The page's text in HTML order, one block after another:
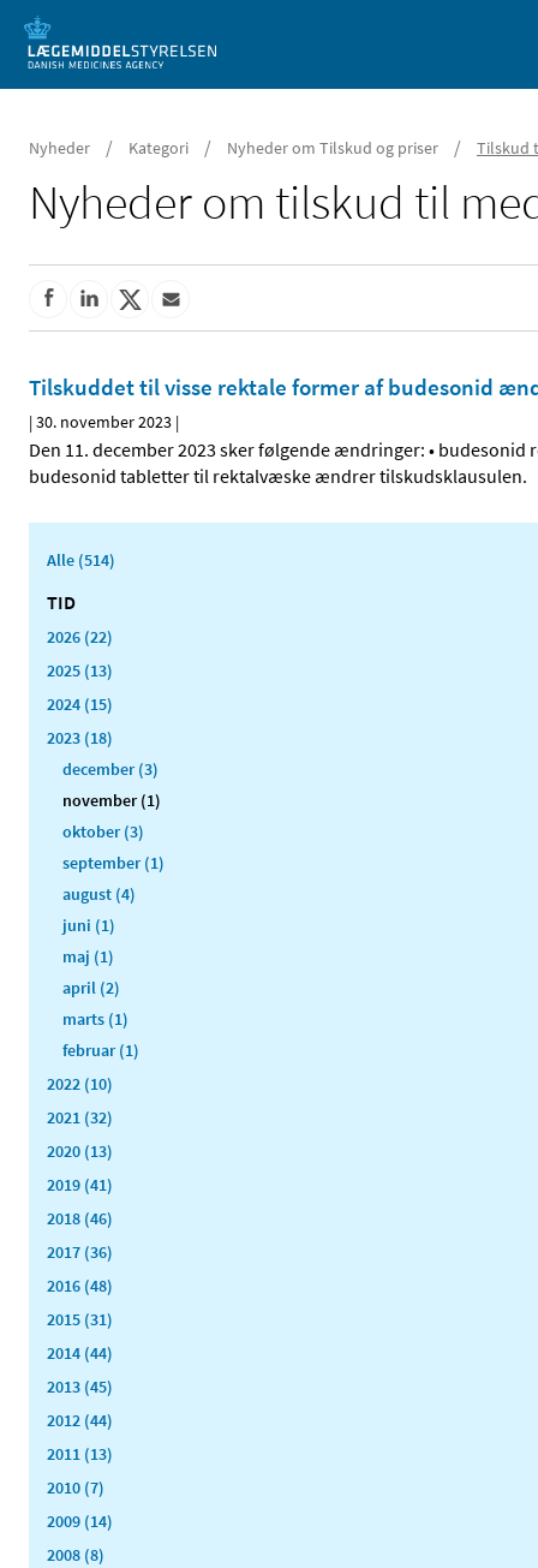
Mobil visning
Nyheder / Kategori / Nyheder om Tilskud og priser / Tilskud
Nyheder om tilskud til
Tilskuddet til visse rektale former af budesonid
|30. november 2023 |
Den 11. december 2023 sker følgende ændringer: •
budesonid tabletter til rektalvæske ændrer tilskudsklausulen.
Alle (514)
TID
2026 (22)
2025 (13)
2024 (15)
2023 (18)
december (3)
november (1)
oktober (3)
september (1)
august (4)
juni (1)
maj (1)
april (2)
marts (1)
februar (1)
2022 (10)
2021 (32)
2020 (13)
2019 (41)
2018 (46)
2017 (36)
2016 (48)
2015 (31)
2014 (44)
2013 (45)
2012 (44)
2011 (13)
2010 (7)
2009 (14)
2008 (8)